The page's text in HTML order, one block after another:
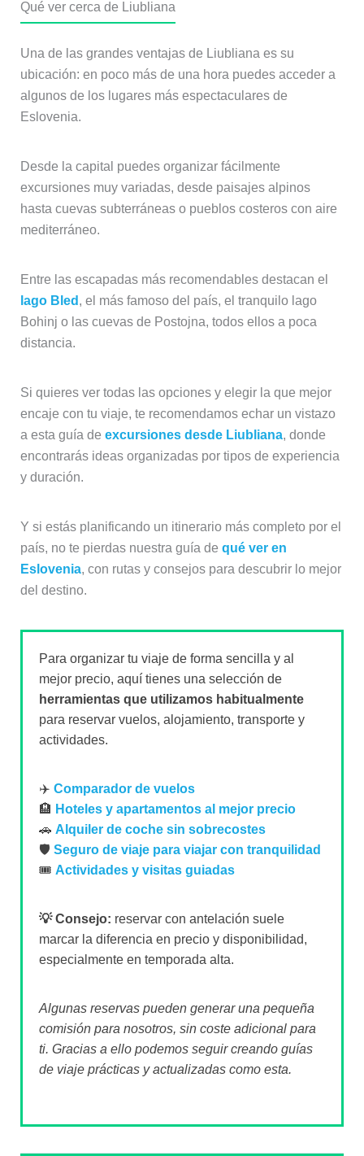
Qué ver cerca de Liubliana
Una de las grandes ventajas de Liubliana es su
ubicación: en poco más de una hora puedes acceder a
algunos de los lugares más espectaculares de
Eslovenia.
Desde la capital puedes organizar fácilmente
excursiones muy variadas, desde paisajes alpinos
hasta cuevas subterráneas o pueblos costeros con aire
mediterráneo.
Entre las escapadas más recomendables destacan el
lago Bled , el más famoso del país, el tranquilo lago
Bohinj o las cuevas de Postojna, todos ellos a poca
distancia.
Si quieres ver todas las opciones y elegir la que mejor
encaje con tu viaje, te recomendamos echar un vistazo
a esta guía de excursiones desde Liubliana, donde
encontrarás ideas organizadas por tipos de experiencia
y duración.
Y si estás planificando un itinerario más completo por el
país, no te pierdas nuestra guía de qué ver en
Eslovenia, con rutas y consejos para descubrir lo mejor
del destino.
Para organizar tu viaje de forma sencilla y al
mejor precio, aquí tienes una selección de
herramientas que utilizamos habitualmente
para reservar vuelos, alojamiento, transporte y
actividades.
✈️ Comparador de vuelos
🏨 Hoteles y apartamentos al mejor precio
🚗 Alquiler de coche sin sobrecostes
🛡️ Seguro de viaje para viajar con tranquilidad
🎟️ Actividades y visitas guiadas
💡 Consejo: reservar con antelación suele
marcar la diferencia en precio y disponibilidad,
especialmente en temporada alta.
Algunas reservas pueden generar una pequeña
comisión para nosotros, sin coste adicional para
ti. Gracias a ello podemos seguir creando guías
de viaje prácticas y actualizadas como esta.